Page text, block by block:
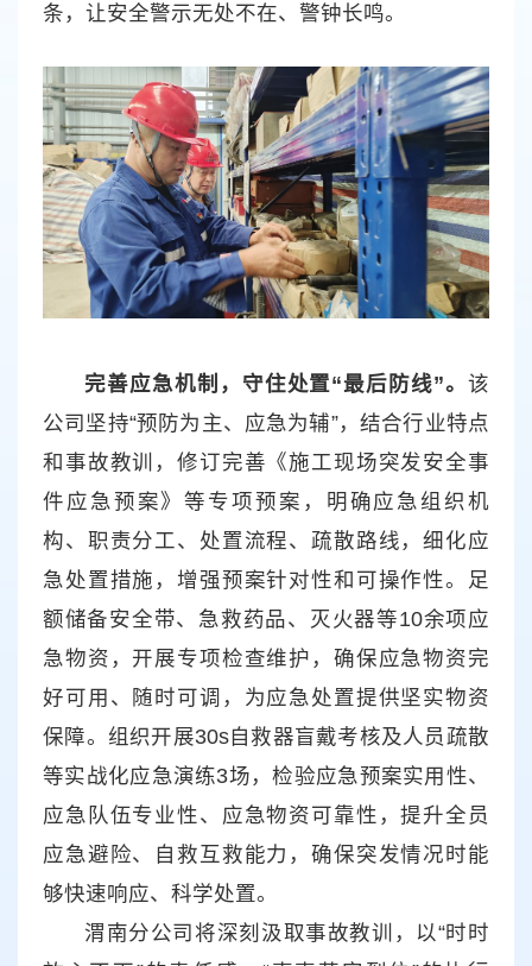
条，让安全警示无处不在、警钟长鸣。
完善应急机制，守住处置“最后防线”。 该
公司坚持“预防为主、应急为辅”，结合行业特点
和事故教训，修订完善《施工现场突发安全事
件应急预案》等专项预案，明确应急组织机
构、职责分工、处置流程、疏散路线，细化应
急处置措施，增强预案针对性和可操作性。足
额储备安全带、急救药品、灭火器等10余项应
急物资，开展专项检查维护，确保应急物资完
好可用、随时可调，为应急处置提供坚实物资
保障。组织开展30s自救器盲戴考核及人员疏散
等实战化应急演练3场，检验应急预案实用性、
应急队伍专业性、应急物资可靠性，提升全员
应急避险、自救互救能力，确保突发情况时能
够快速响应、科学处置。
渭南分公司将深刻汲取事故教训，以“时时